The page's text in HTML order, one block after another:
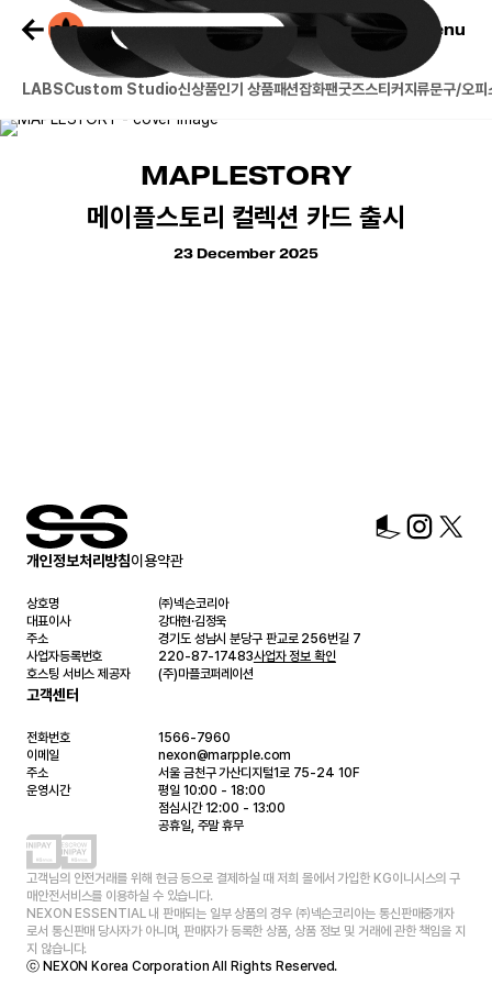
MAPLESTORY
메이플스토리 컬렉션 카드 출시
23 December 2025
개인정보처리방침이용약관
상호명
㈜넥슨코리아
대표이사
강대현·김정욱
주소
경기도 성남시 분당구 판교로 256번길 7
사업자등록번호
220-87-17483사업자 정보 확인
호스팅 서비스 제공자
(주)마플코퍼레이션
고객센터
전화번호
1566-7960
이메일
nexon@marpple.com
주소
서울 금천구 가산디지털1로 75-24 10F
운영시간
평일 10:00 - 18:00
점심시간 12:00 - 13:00
공휴일, 주말 휴무
고객님의 안전거래를 위해 현금 등으로 결제하실 때 저희 몰에서 가입한 KG이니시스의 구
매안전서비스를 이용하실 수 있습니다.
NEXON ESSENTIAL 내 판매되는 일부 상품의 경우 ㈜넥슨코리아는 통신판매중개자
로서 통신판매 당사자가 아니며, 판매자가 등록한 상품, 상품 정보 및 거래에 관한 책임을 지
지 않습니다.
ⓒ NEXON Korea Corporation All Rights Reserved.
Cart Menu
LABSCustom Studio신상품인기 상품패션잡화팬굿즈스티커지류문구/오피